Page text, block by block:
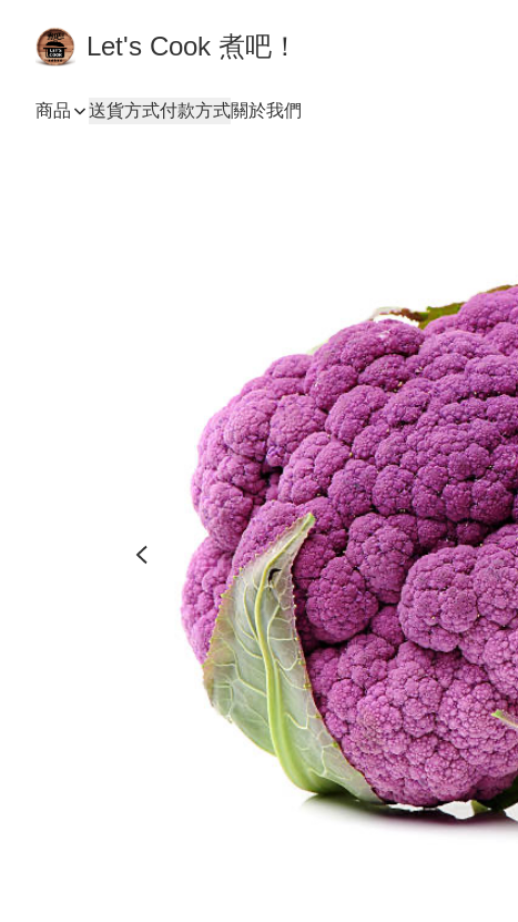
Let's Cook 煮吧！
商品 送貨方式付款方式關於我們